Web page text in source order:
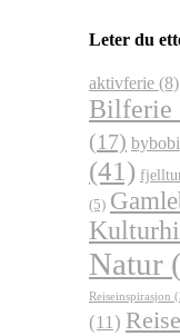
Leter du
aktivferie (8)
Bilferie
(17)
(41)
(5)
Natur
Reiseinspirasjon
(11)